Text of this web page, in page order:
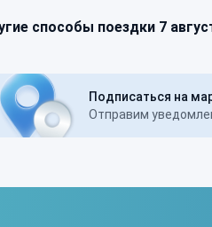
способы поездки 7
Подписаться на
Отправим